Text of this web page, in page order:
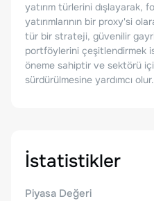
yatırım türlerini dışlayarak,
yatırımlarının bir proxy'si
tür bir strateji, güvenilir
portföylerini çeşitlendirmek
öneme sahiptir ve sektörü
sürdürülmesine yardımcı olur.
İstatistikler
Piyasa Değeri